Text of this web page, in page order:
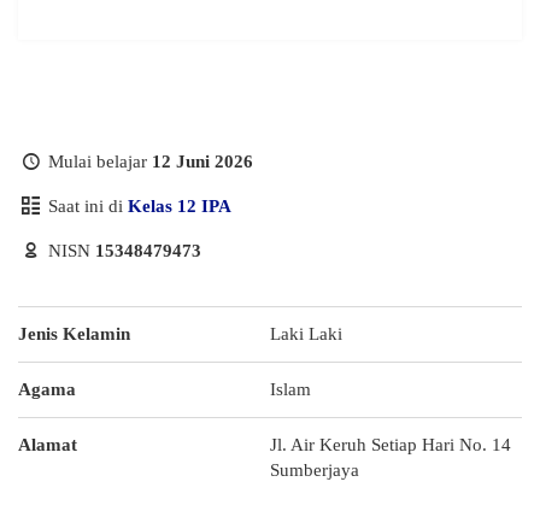
Mulai belajar 12 Juni 2026
Saat ini di Kelas 12 IPA
NISN 15348479473
Jenis Kelamin Laki Laki
Agama Islam
Alamat
Jl. Air Keruh Setiap Hari No. 14
Sumberjaya